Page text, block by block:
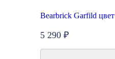
Bearbrick Garfild
5 290 ₽